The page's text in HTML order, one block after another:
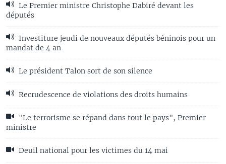
Le Premier ministre Christophe Dabiré devant les
députés
Investiture jeudi de nouveaux députés béninois pour un
mandat de 4 an
Le président Talon sort de son silence
Recrudescence de violations des droits humains
"Le terrorisme se répand dans tout le pays", Premier
ministre
Deuil national pour les victimes du 14 mai